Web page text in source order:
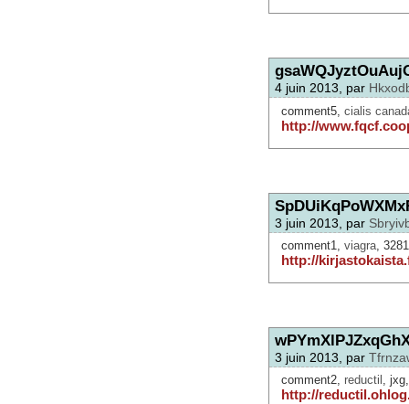
4 juin 2013, par
comment5, cialis
http://
3 juin 2013, par
comment1, viagra,
http://
3 juin 2013, par
comment2, reductil , jxg,
http://